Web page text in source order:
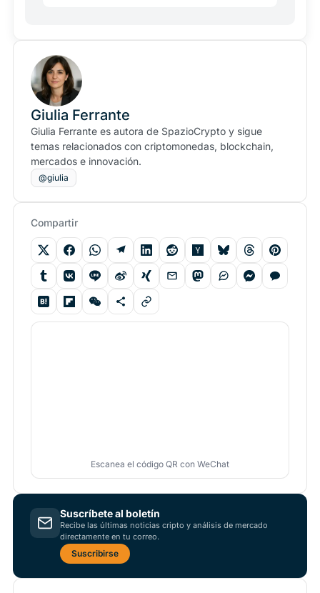
Giulia Ferrante
Giulia Ferrante es autora de SpazioCrypto y sigue
temas relacionados con criptomonedas, blockchain,
mercados e innovación.
@giulia
Compartir
Escanea el código QR con WeChat
Suscríbete al boletín
Recibe las últimas noticias cripto y análisis de mercado
directamente en tu correo.
Suscribirse